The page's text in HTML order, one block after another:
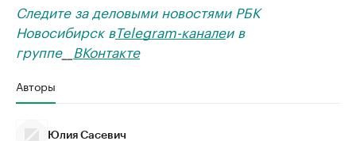
Следите за деловыми новостями РБК
Новосибирск вTelegram-каналеи в
группе__ ВКонтакте
Авторы
Юлия Сасевич